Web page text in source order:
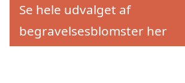
Se hele udvalget af
begravelsesblomster her